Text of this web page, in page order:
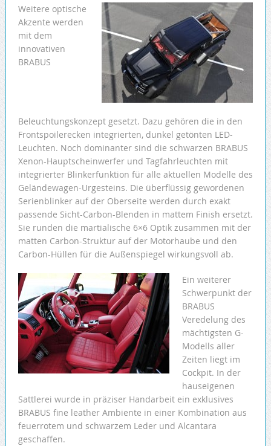
Weitere optische
Akzente werden
mit dem
innovativen
BRABUS
Beleuchtungskonzept gesetzt. Dazu gehören die in den
Frontspoilerecken integrierten, dunkel getönten LED-
Leuchten. Noch dominanter sind die schwarzen BRABUS
Xenon-Hauptscheinwerfer und Tagfahrleuchten mit
integrierter Blinkerfunktion für alle aktuellen Modelle des
Geländewagen-Urgesteins. Die überflüssig gewordenen
Serienblinker auf der Oberseite werden durch exakt
passende Sicht-Carbon-Blenden in mattem Finish ersetzt.
Sie runden die martialische 6×6 Optik zusammen mit der
matten Carbon-Struktur auf der Motorhaube und den
Carbon-Hüllen für die Außenspiegel wirkungsvoll ab.
Ein weiterer
Schwerpunkt der
BRABUS
Veredelung des
mächtigsten G-
Modells aller
Zeiten liegt im
Cockpit. In der
hauseigenen
Sattlerei wurde in präziser Handarbeit ein exklusives
BRABUS fine leather Ambiente in einer Kombination aus
feuerrotem und schwarzem Leder und Alcantara
geschaffen.